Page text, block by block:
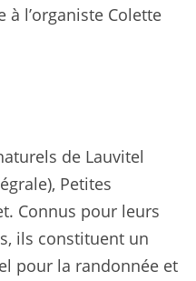
l’organiste Colette
de Lauvitel
Petites
Connus pour leurs
ils constituent un
pour la randonnée et